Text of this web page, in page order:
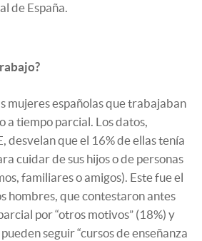
de España.
mujeres españolas que trabajaban
a tiempo parcial. Los datos,
desvelan que el 16% de ellas tenía
cuidar de sus hijos o de personas
familiares o amigos). Este fue el
hombres, que contestaron antes
por “otros motivos” (18%) y
seguir “cursos de enseñanza